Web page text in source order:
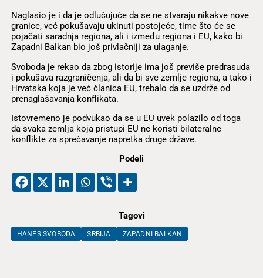
Naglasio je i da je odlučujuće da se ne stvaraju nikakve nove
granice, već pokušavaju ukinuti postojeće, time što će se
pojačati saradnja regiona, ali i između regiona i EU, kako bi
Zapadni Balkan bio još privlačniji za ulaganje.
Svoboda je rekao da zbog istorije ima još previše predrasuda
i pokušava razgraničenja, ali da bi sve zemlje regiona, a tako i
Hrvatska koja je već članica EU, trebalo da se uzdrže od
prenaglašavanja konflikata.
Istovremeno je podvukao da se u EU uvek polazilo od toga
da svaka zemlja koja pristupi EU ne koristi bilateralne
konflikte za sprečavanje napretka druge države.
Podeli
Tagovi
HANES SVOBODA SRBIJA ZAPADNI BALKAN